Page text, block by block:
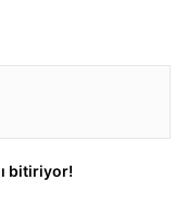
bitiriyor!